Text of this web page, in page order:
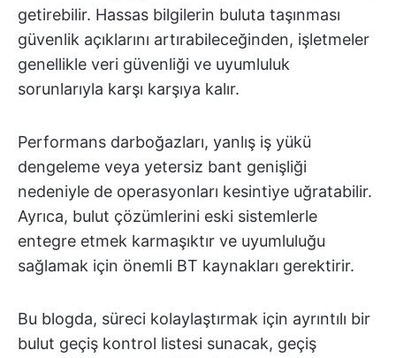
getirebilir. Hassas bilgilerin buluta taşınması
güvenlik açıklarını artırabileceğinden, işletmeler
genellikle veri güvenliği ve uyumluluk
sorunlarıyla karşı karşıya kalır.
Performans darboğazları, yanlış iş yükü
dengeleme veya yetersiz bant genişliği
nedeniyle de operasyonları kesintiye uğratabilir.
Ayrıca, bulut çözümlerini eski sistemlerle
entegre etmek karmaşıktır ve uyumluluğu
sağlamak için önemli BT kaynakları gerektirir.
Bu blogda, süreci kolaylaştırmak için ayrıntılı bir
bulut geçiş kontrol listesi sunacak, geçiş